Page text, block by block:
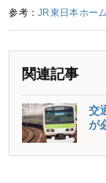
参考：JR東日本ホー
関連記事
交
が